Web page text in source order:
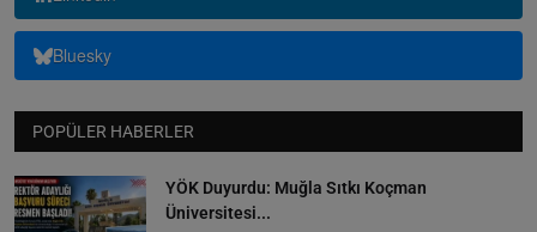
Bluesky
POPÜLER HABERLER
YÖK Duyurdu: Muğla Sıtkı Koçman
Üniversitesi...